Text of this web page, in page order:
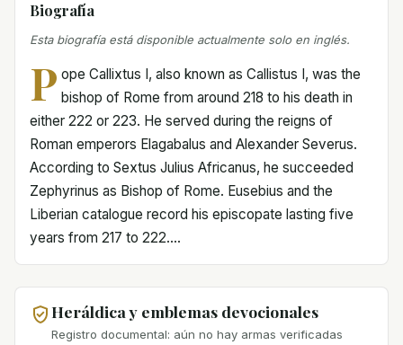
Biografía
Esta biografía está disponible actualmente solo en inglés.
P ope Callixtus I, also known as Callistus I, was the
bishop of Rome from around 218 to his death in
either 222 or 223. He served during the reigns of
Roman emperors Elagabalus and Alexander Severus.
According to Sextus Julius Africanus, he succeeded
Zephyrinus as Bishop of Rome. Eusebius and the
Liberian catalogue record his episcopate lasting five
years from 217 to 222....
Heráldica y emblemas devocionales
Registro documental: aún no hay armas verificadas